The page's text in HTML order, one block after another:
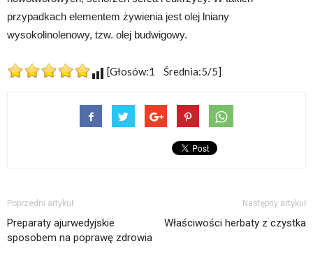
przypadkach elementem żywienia jest olej lniany
wysokolinolenowy, tzw. olej budwigowy.
[Głosów:1 Średnia:5/5]
Poprzedni artykuł
Preparaty ajurwedyjskie
sposobem na poprawę zdrowia
Następny artykuł
Właściwości herbaty z czystka